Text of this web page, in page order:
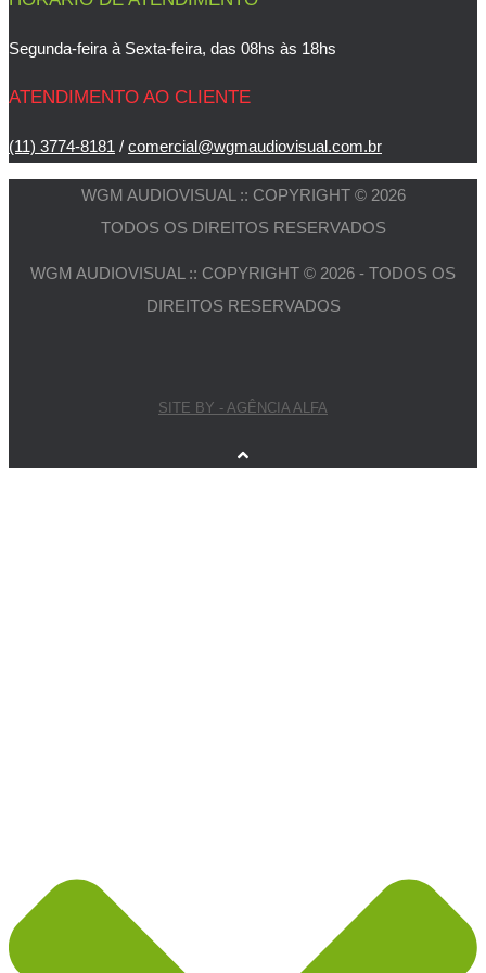
Segunda-feira à Sexta-feira, das 08hs às 18hs
ATENDIMENTO AO CLIENTE
(11) 3774-8181 / comercial@wgmaudiovisual.com.br
WGM AUDIOVISUAL :: COPYRIGHT © 2026
TODOS OS DIREITOS RESERVADOS
WGM AUDIOVISUAL :: COPYRIGHT © 2026 - TODOS OS
DIREITOS RESERVADOS
SITE BY - AGÊNCIA ALFA